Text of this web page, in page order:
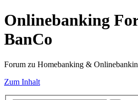
Onlinebanking
BanCo
Forum zu Homebanking &
Zum Inhalt